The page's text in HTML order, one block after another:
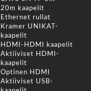
20m kaapelit
Ethernet rullat
Kramer UNIKAT-
kaapelit
HDMI-HDMI kaapelit
Aktiiviset HDMI-
kaapelit
Optinen HDMI
Aktiiviset USB-